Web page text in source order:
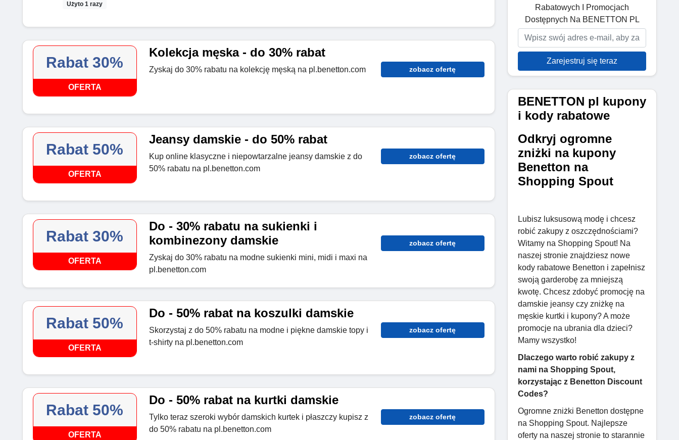
Użyto 1 razy
Rabat 30%
OFERTA
Kolekcja męska - do 30% rabat
Zyskaj do 30% rabatu na kolekcję męską na pl.benetton.com zobacz ofertę
Rabat 50%
OFERTA
Jeansy damskie - do 50% rabat
Kup online klasyczne i niepowtarzalne jeansy damskie z do
50% rabatu na pl.benetton.com
zobacz ofertę
Rabat 30%
OFERTA
Do - 30% rabatu na sukienki i
kombinezony damskie
Zyskaj do 30% rabatu na modne sukienki mini, midi i maxi na
pl.benetton.com
zobacz ofertę
Rabat 50%
OFERTA
Do - 50% rabat na koszulki damskie
Skorzystaj z do 50% rabatu na modne i piękne damskie topy i
t-shirty na pl.benetton.com
zobacz ofertę
Rabat 50%
OFERTA
Do - 50% rabat na kurtki damskie
Tylko teraz szeroki wybór damskich kurtek i płaszczy kupisz z
do 50% rabatu na pl.benetton.com
zobacz ofertę
Rabatowych I Promocjach
Dostępnych Na BENETTON PL
Zarejestruj się teraz
BENETTON pl kupony
i kody rabatowe
Odkryj ogromne
zniżki na kupony
Benetton na
Shopping Spout
Lubisz luksusową modę i chcesz
robić zakupy z oszczędnościami?
Witamy na Shopping Spout! Na
naszej stronie znajdziesz nowe
kody rabatowe Benetton i zapełnisz
swoją garderobę za mniejszą
kwotę. Chcesz zdobyć promocję na
damskie jeansy czy zniżkę na
męskie kurtki i kupony? A może
promocje na ubrania dla dzieci?
Mamy wszystko!
Dlaczego warto robić zakupy z
nami na Shopping Spout,
korzystając z Benetton Discount
Codes?
Ogromne zniżki Benetton dostępne
na Shopping Spout. Najlepsze
oferty na naszej stronie to starannie